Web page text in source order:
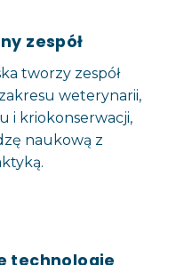
zespół
tworzy zespół
weterynarii,
i kriokonserwacji,
naukową z
technologie